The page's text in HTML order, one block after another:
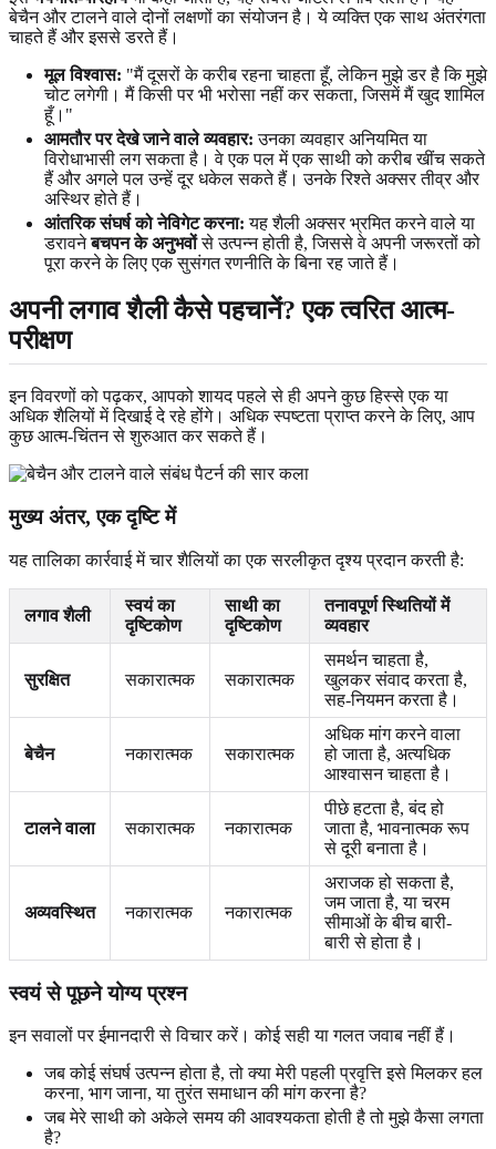
बेचैन और टालने वाले दोनों लक्षणों का संयोजन है। ये व्यक्ति एक साथ अंतरंगता
चाहते हैं और इससे डरते हैं।
मूल विश्वास: "मैं दूसरों के करीब रहना चाहता हूँ, लेकिन मुझे डर है कि मुझे
चोट लगेगी। मैं किसी पर भी भरोसा नहीं कर सकता, जिसमें मैं खुद शामिल
हूँ।"
आमतौर पर देखे जाने वाले व्यवहार: उनका व्यवहार अनियमित या
विरोधाभासी लग सकता है। वे एक पल में एक साथी को करीब खींच सकते
हैं और अगले पल उन्हें दूर धकेल सकते हैं। उनके रिश्ते अक्सर तीव्र और
अस्थिर होते हैं।
आंतरिक संघर्ष को नेविगेट करना: यह शैली अक्सर भ्रमित करने वाले या
डरावनेबचपन के अनुभवोंसे उत्पन्न होती है, जिससे वे अपनी जरूरतों को
पूरा करने के लिए एक सुसंगत रणनीति के बिना रह जाते हैं।
अपनी लगाव शैली कैसे पहचानें? एक त्वरित आत्म-
परीक्षण
इन विवरणों को पढ़कर, आपको शायद पहले से ही अपने कुछ हिस्से एक या
अधिक शैलियों में दिखाई दे रहे होंगे। अधिक स्पष्टता प्राप्त करने के लिए, आप
कुछ आत्म-चिंतन से शुरुआत कर सकते हैं।
मुख्य अंतर, एक दृष्टि में
यह तालिका कार्रवाई में चार शैलियों का एक सरलीकृत दृश्य प्रदान करती है:
लगाव शैली
स्वयं का
दृष्टिकोण
साथी का
दृष्टिकोण
तनावपूर्ण स्थितियों में
व्यवहार
सुरक्षित सकारात्मक सकारात्मक
समर्थन चाहता है,
खुलकर संवाद करता है,
सह-नियमन करता है।
बेचैन नकारात्मक सकारात्मक
अधिक मांग करने वाला
हो जाता है, अत्यधिक
आश्वासन चाहता है।
टालने वाला सकारात्मक नकारात्मक
पीछे हटता है, बंद हो
जाता है, भावनात्मक रूप
से दूरी बनाता है।
अव्यवस्थित नकारात्मक नकारात्मक
अराजक हो सकता है,
जम जाता है, या चरम
सीमाओं के बीच बारी-
बारी से होता है।
स्वयं से पूछने योग्य प्रश्न
इन सवालों पर ईमानदारी से विचार करें। कोई सही या गलत जवाब नहीं हैं।
जब कोई संघर्ष उत्पन्न होता है, तो क्या मेरी पहली प्रवृत्ति इसे मिलकर हल
करना, भाग जाना, या तुरंत समाधान की मांग करना है?
जब मेरे साथी को अकेले समय की आवश्यकता होती है तो मुझे कैसा लगता
है?